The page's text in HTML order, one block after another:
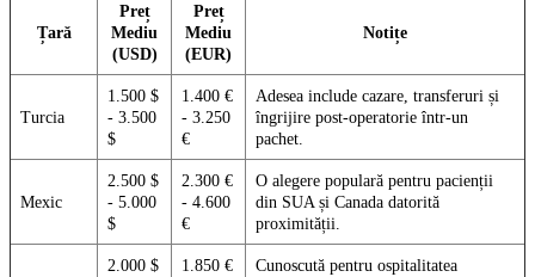
Țară
Preț
Mediu
(USD)
Preț
Mediu
(EUR)
Notițe
Turcia
1.500 $
- 3.500
$
1.400 €
- 3.250
€
Adesea include cazare, transferuri și
îngrijire post-operatorie într-un
pachet.
Mexic
2.500 $
- 5.000
$
2.300 €
- 4.600
€
O alegere populară pentru pacienții
din SUA și Canada datorită
proximității.
2.000 $
1.850 €
Cunoscută pentru ospitalitatea